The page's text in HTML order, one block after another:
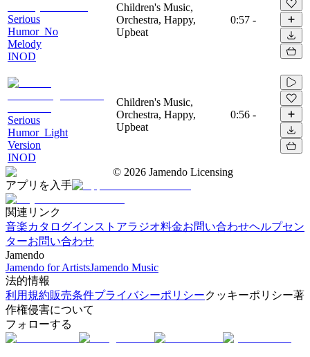
Serious
Humor_No
Melody
INOD
Children's Music,
Orchestra, Happy,
Upbeat
0:57 -
Serious
Humor_Light
Version
INOD
Children's Music,
Orchestra, Happy,
Upbeat
0:56 -
© 2026 Jamendo Licensing
アプリを入手
関連リンク
音楽カタログインストアラジオ料金お問い合わせヘルプセン
ターお問い合わせ
Jamendo
Jamendo for ArtistsJamendo Music
法的情報
利用規約販売条件プライバシーポリシークッキーポリシー著
作権侵害について
フォローする